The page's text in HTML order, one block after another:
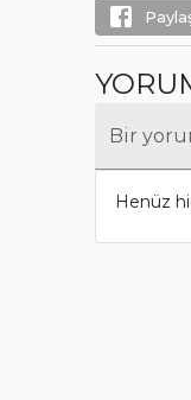
Bir
Henüz